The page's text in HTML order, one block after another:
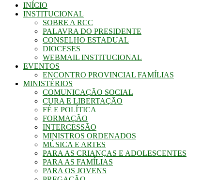
INÍCIO
INSTITUCIONAL
SOBRE A RCC
PALAVRA DO PRESIDENTE
CONSELHO ESTADUAL
DIOCESES
WEBMAIL INSTITUCIONAL
EVENTOS
ENCONTRO PROVINCIAL FAMÍLIAS
MINISTÉRIOS
COMUNICAÇÃO SOCIAL
CURA E LIBERTAÇÃO
FÉ E POLÍTICA
FORMAÇÃO
INTERCESSÃO
MINISTROS ORDENADOS
MÚSICA E ARTES
PARA AS CRIANÇAS E ADOLESCENTES
PARA AS FAMÍLIAS
PARA OS JOVENS